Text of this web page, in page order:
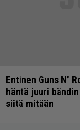
Entinen Guns N’
häntä juuri
siitä mitään